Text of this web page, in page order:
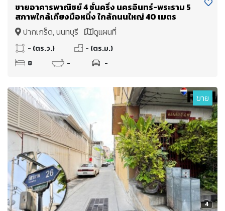
ขายอาคารพาณิชย์ 4 ชั้นครึ่ง นครอินทร์-พระราม 5
สภาพใกล้เคียงมือหนึ่ง ใกล้ถนนใหญ่ 40 เมตร
ปากเกร็ด, นนทบุรี
ดูแผนที่
- (ตร.ว.)
- (ตร.ม.)
8
- -
4
ขาย